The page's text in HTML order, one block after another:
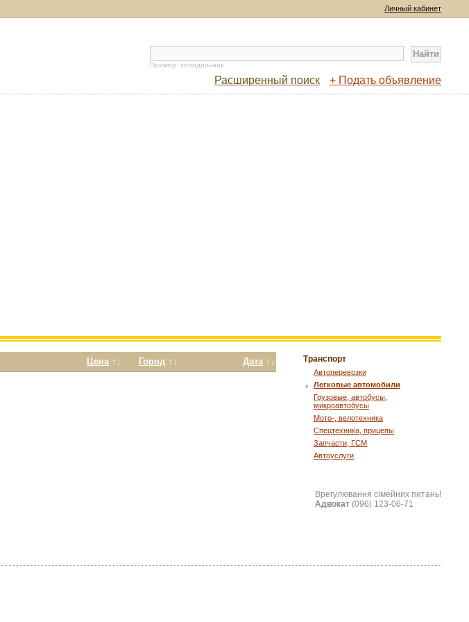
Личный кабинет
Пример: холодильник
Расширенный поиск + Подать объявление
Цена ↑↓ Город ↑↓ Дата ↑↓ Транспорт
Автоперевозки
Легковые автомобили
Грузовые, автобусы,
микроавтобусы
Мото-, велотехника
Спецтехника, прицепы
Запчасти, ГСМ
Автоуслуги
Врегулювання сімейних питань!
Адвокат (096) 123-06-71